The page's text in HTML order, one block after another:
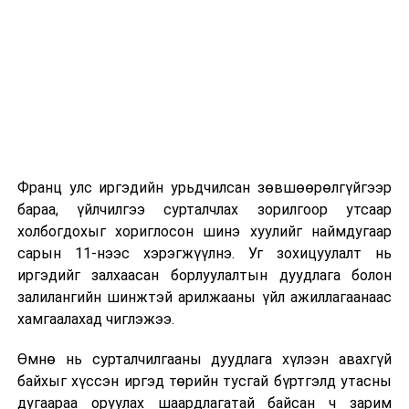
2026 оны 9 дүгээр сарын 13-наас оюутнуудыг
дотуур байранд оруулж эхэлнэ.
Сургууль, цэцэрлэгийн үйл ажиллагааны
зохицуулалт
2026 оны 8 дугаар сарын 17–28-ны өдрүүдэд
байранд элсэлт, бүртгэл болон бусад аливаа
арга хэмжээ зохион байгуулахгүй болно.
Франц улс иргэдийн урьдчилсан зөвшөөрөлгүйгээр
бараа, үйлчилгээ сурталчлах зорилгоор утсаар
холбогдохыг хориглосон шинэ хуулийг наймдугаар
сарын 11-нээс хэрэгжүүлнэ. Уг зохицуулалт нь
иргэдийг залхаасан борлуулалтын дуудлага болон
залилангийн шинжтэй арилжааны үйл ажиллагаанаас
хамгаалахад чиглэжээ.
Өмнө нь сурталчилгааны дуудлага хүлээн авахгүй
байхыг хүссэн иргэд төрийн тусгай бүртгэлд утасны
дугаараа оруулах шаардлагатай байсан ч зарим